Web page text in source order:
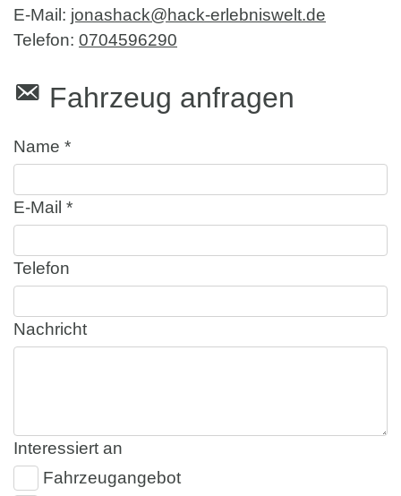
E-Mail: jonashack@hack-erlebniswelt.de
Telefon: 0704596290
Fahrzeug anfragen
Name *
E-Mail *
Telefon
Nachricht
Interessiert an
Fahrzeugangebot